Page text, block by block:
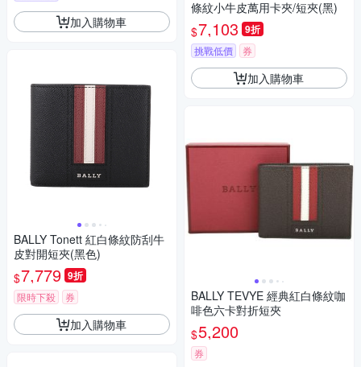
加入購物車
BALLY Tonett 紅白條紋防刮牛
皮對開短夾(黑色)
$7,779 9折
限時下殺 券
加入購物車
條紋小牛皮萬用卡夾/短夾(黑)
$7,103 9折
挑戰低價 券
加入購物車
BALLY TEVYE 經典紅白條紋咖
啡色六卡對折短夾
$5,200
券